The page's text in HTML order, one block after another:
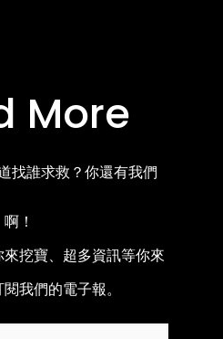
More
找誰求救？你還有我們
啊！
挖寶、超多資訊等你來
我們的電子報。